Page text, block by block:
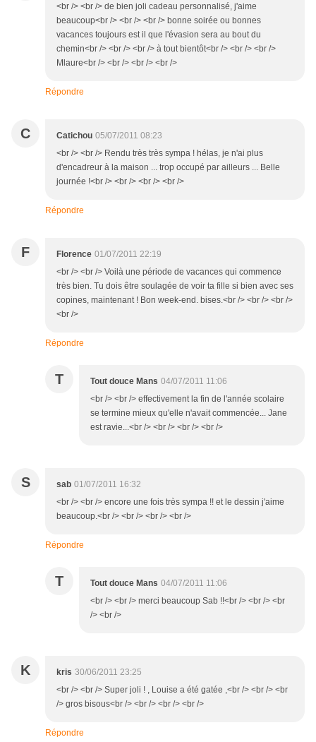
<br /> <br /> de bien joli cadeau personnalisé, j'aime
beaucoup<br /> <br /> <br /> bonne soirée ou bonnes
vacances toujours est il que l'évasion sera au bout du
chemin<br /> <br /> <br /> à tout bientôt<br /> <br /> <br />
Mlaure<br /> <br /> <br /> <br />
Répondre
C Catichou 05/07/2011 08:23
<br /> <br /> Rendu très très sympa ! hélas, je n'ai plus
d'encadreur à la maison ... trop occupé par ailleurs ... Belle
journée !<br /> <br /> <br /> <br />
Répondre
F Florence 01/07/2011 22:19
<br /> <br /> Voilà une période de vacances qui commence
très bien. Tu dois être soulagée de voir ta fille si bien avec ses
copines, maintenant ! Bon week-end. bises.<br /> <br /> <br />
<br />
Répondre
T Tout douce Mans 04/07/2011 11:06
<br /> <br /> effectivement la fin de l'année scolaire
se termine mieux qu'elle n'avait commencée... Jane
est ravie...<br /> <br /> <br /> <br />
S sab 01/07/2011 16:32
<br /> <br /> encore une fois très sympa !! et le dessin j'aime
beaucoup.<br /> <br /> <br /> <br />
Répondre
T Tout douce Mans 04/07/2011 11:06
<br /> <br /> merci beaucoup Sab !!<br /> <br /> <br
/> <br />
K kris 30/06/2011 23:25
<br /> <br /> Super joli ! , Louise a été gatée ,<br /> <br /> <br
/> gros bisous<br /> <br /> <br /> <br />
Répondre